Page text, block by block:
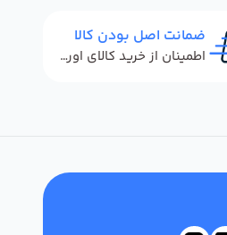
ضمانت اصل بودن کالا
اطمینان از خرید کالای اورجینال